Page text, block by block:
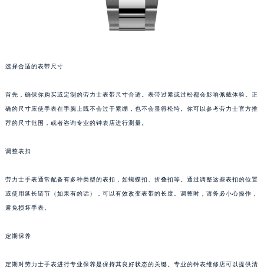
选择合适的表带尺寸
首先，确保你购买或定制的劳力士表带尺寸合适。表带过紧或过松都会影响佩戴体验。正
确的尺寸应使手表在手腕上既不会过于紧绷，也不会显得松垮。你可以参考劳力士官方推
荐的尺寸范围，或者咨询专业的钟表店进行测量。
调整表扣
劳力士手表通常配备有多种类型的表扣，如蝴蝶扣、折叠扣等。通过调整这些表扣的位置
或使用延长链节（如果有的话），可以有效改变表带的长度。调整时，请务必小心操作，
避免损坏手表。
定期保养
定期对劳力士手表进行专业保养是保持其良好状态的关键。专业的钟表维修店可以提供清